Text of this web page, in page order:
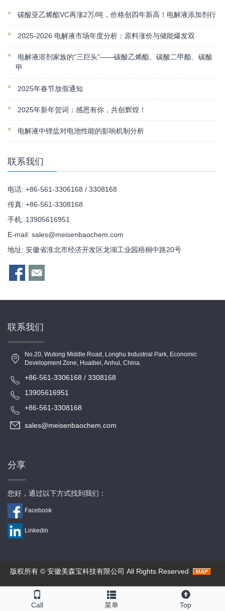
碳酸亚乙烯酯VC再涨2万/吨，价格创四年新高！电解液添加剂行
2025-2026 电解液市场年度分析：原料涨价与储能爆发双
电解液溶剂家族的“三巨头”——碳酸乙烯酯、碳酸二甲酯、碳酸
甲
2025年春节放假通知
2025年新年贺词：感恩有你，共创辉煌！
电解液中锂盐对电池性能的影响机制分析
联系我们
电话: +86-561-3306168 / 3308168
传真: +86-561-3308168
手机: 13905616951
E-mail: sales@meisenbaochem.com
地址: 安徽省淮北市经济开发区龙湖工业园梧桐中路20号
Call 菜单 Top
联系我们
No.20, Wutong Middle Road, Longhu Industrial Park, Economic
Development Zone, Huaibei, Anhui, China.
+86-561-3306168 / 3308168
13905616951
+86-561-3308168
sales@meisenbaochem.com
分享
您好，通过以下方式找到我们：
Facebook
Linkedin
版权所有 © 安徽美森宝科技有限公司 All Rights Reserved